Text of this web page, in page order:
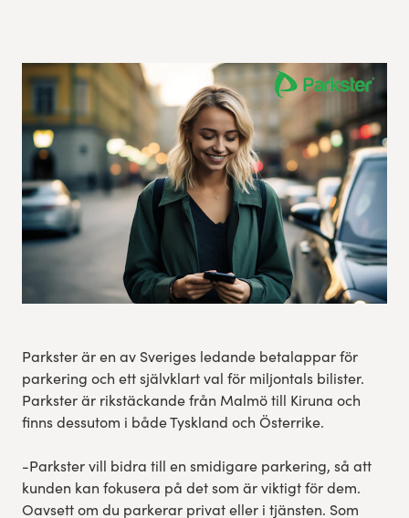
Parkster är en av Sveriges ledande betalappar för
parkering och ett självklart val för miljontals bilister.
Parkster är rikstäckande från Malmö till Kiruna och
finns dessutom i både Tyskland och Österrike.
-Parkster vill bidra till en smidigare parkering, så att
kunden kan fokusera på det som är viktigt för dem.
Oavsett om du parkerar privat eller i tjänsten. Som
Funktionär/Volontär